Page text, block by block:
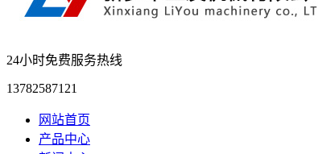
24小时免费服务热线
13782587121
网站首页
产品中心